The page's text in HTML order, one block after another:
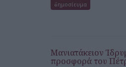
δημοσίευμα
Μανιατάκειον
προσφορά του